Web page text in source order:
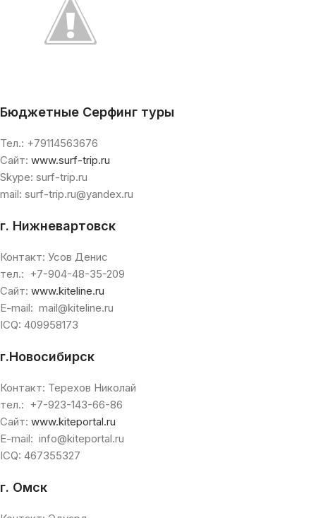
Бюджетные Серфинг туры
Тел.: +79114563676
Сайт: www.surf-trip.ru
Skype: surf-trip.ru
mail: surf-trip.ru@yandex.ru
г. Нижневартовск
Контакт: Усов Денис
тел.: +7-904-48-35-209
Сайт: www.kiteline.ru
E-mail: mail@kiteline.ru
ICQ: 409958173
г.Новосибирск
Контакт: Терехов Николай
тел.: +7-923-143-66-86
Сайт: www.kiteportal.ru
E-mail: info@kiteportal.ru
ICQ: 467355327
г. Омск